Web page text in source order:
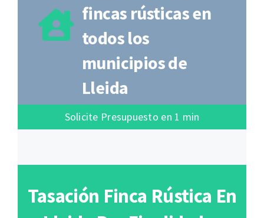
fincas rústicas en
todos los
municipios de
Lleida
Solicite Presupuesto en 1 min
Tasación Finca Rústica En